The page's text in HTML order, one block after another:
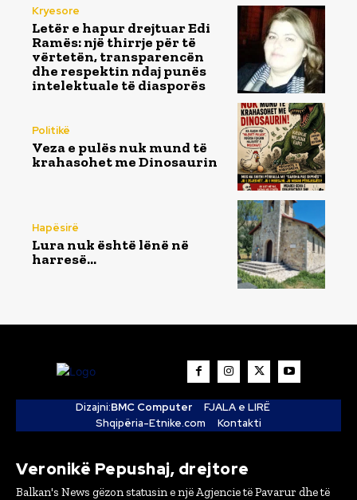
Kryesore
Letër e hapur drejtuar Edi
Ramës: një thirrje për të
vërtetën, transparencën
dhe respektin ndaj punës
intelektuale të diasporës
Politikë
Veza e pulës nuk mund të
krahasohet me Dinosaurin
Hapësirë
Lura nuk është lënë në
harresë…
Dizajni:BMC Computer
FJALA e LIRË
Shqipëria-Etnike.com
Kontakti
Veronikë Pepushaj, drejtore
Balkan's News gëzon statusin e një Agjencie të Pavarur dhe të